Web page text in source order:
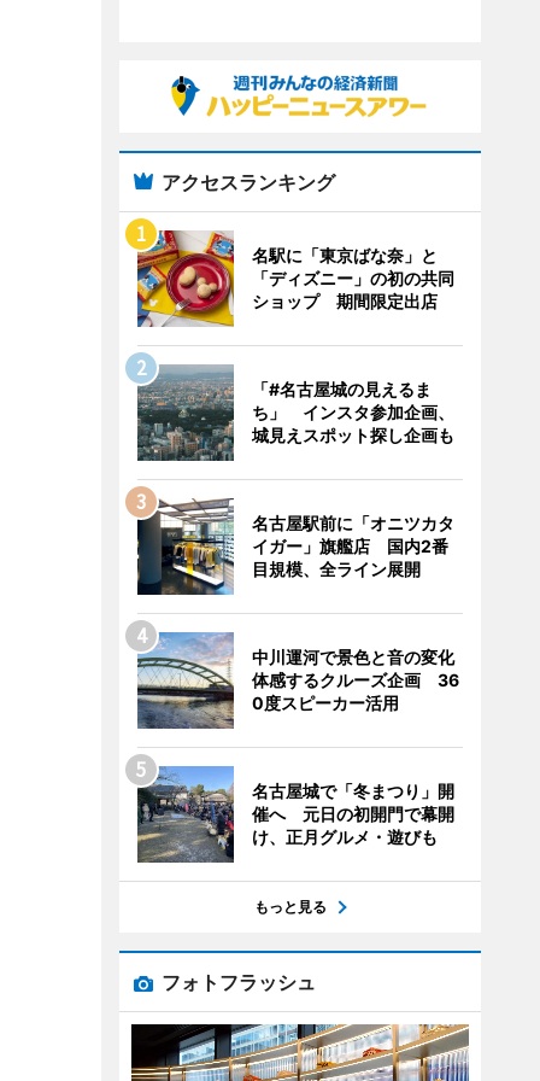
アクセスランキング
名駅に「東京ばな奈」と
「ディズニー」の初の共同
ショップ 期間限定出店
「#名古屋城の見えるま
ち」 インスタ参加企画、
城見えスポット探し企画も
名古屋駅前に「オニツカタ
イガー」旗艦店 国内2番
目規模、全ライン展開
中川運河で景色と音の変化
体感するクルーズ企画 36
0度スピーカー活用
名古屋城で「冬まつり」開
催へ 元日の初開門で幕開
け、正月グルメ・遊びも
もっと見る
フォトフラッシュ